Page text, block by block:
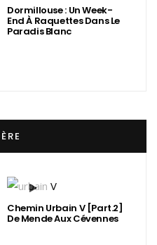
Dormillouse : Un Week-
End À Raquettes Dans Le
Paradis Blanc
Chemin Urbain V [Part.2]
De Mende Aux Cévennes